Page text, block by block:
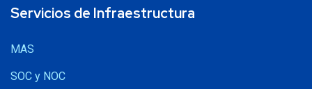
Servicios de Infraestructura
MAS
SOC y NOC